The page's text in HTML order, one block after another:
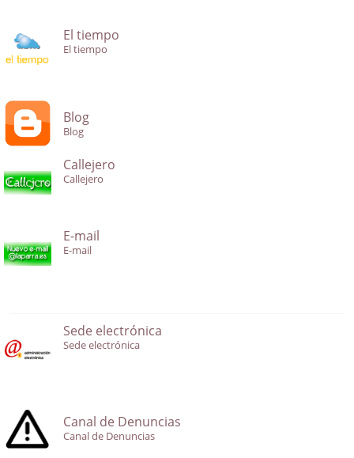
El tiempo
El tiempo
Blog
Blog
Callejero
Callejero
E-mail
E-mail
Sede electrónica
Sede electrónica
Canal de Denuncias
Canal de Denuncias